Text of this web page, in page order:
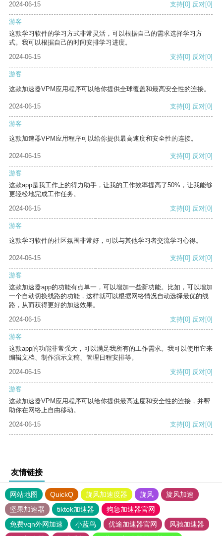
2024-06-15 支持[0] 反对[0]
游客
这款学习软件的学习方式非常灵活，可以根据自己的需求选择学习方
式。我可以根据自己的时间安排学习进度。
2024-06-15
支持[0] 反对[0]
游客
这款加速器VPM应用程序可以给你提供全球覆盖和最高安全性的连接。
2024-06-15 支持[0] 反对[0]
游客
这款加速器VPM应用程序可以给你提供最高速度和安全性的连接。
2024-06-15 支持[0] 反对[0]
游客
这款app是我工作上的得力助手，让我的工作效率提高了50%，让我能够
更轻松地完成工作任务。
2024-06-15
支持[0] 反对[0]
游客
这款学习软件的社区氛围非常好，可以与其他学习者交流学习心得。
2024-06-15 支持[0] 反对[0]
游客
这款加速器app的功能有点单一，可以增加一些新功能。比如，可以增加
一个自动切换线路的功能，这样就可以根据网络情况自动选择最优的线
路，从而获得更好的加速效果。
2024-06-15
支持[0] 反对[0]
游客
这款app的功能非常强大，可以满足我所有的工作需求。我可以使用它来
编辑文档、制作演示文稿、管理日程安排等。
2024-06-15
支持[0] 反对[0]
游客
这款加速器VPM应用程序可以给你提供最高速度和安全性的连接，并帮
助你在网络上自由移动。
2024-06-15
支持[0] 反对[0]
友情链接
网站地图 QuickQ 旋风加速度器 旋风
旋风加速
坚果加速器
tiktok加速器
狗急加速器官网
免费vqn外网加速
小蓝鸟 优途加速器官网
风驰加速器